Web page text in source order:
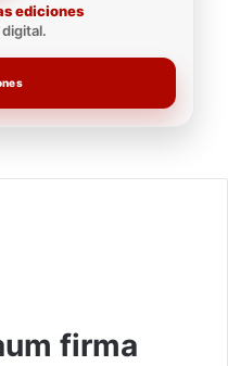
ediciones
firma